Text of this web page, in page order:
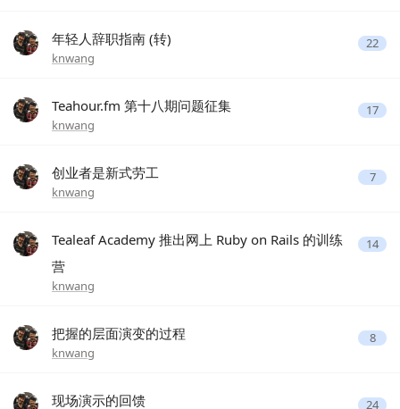
年轻人辞职指南 (转)
knwang
22
Teahour.fm 第十八期问题征集
knwang
17
创业者是新式劳工
knwang
7
Tealeaf Academy 推出网上 Ruby on Rails 的训练
营
knwang
14
把握的层面演变的过程
knwang
8
现场演示的回馈 24